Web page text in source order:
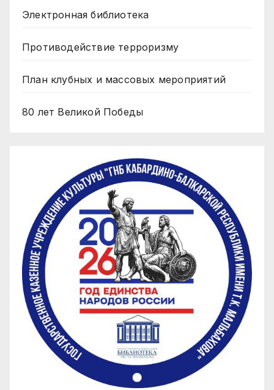
Электронная библиотека
Противодействие терроризму
План клубных и массовых мероприятий
80 лет Великой Победы